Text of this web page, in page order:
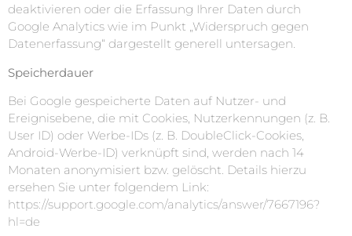
deaktivieren oder die Erfassung Ihrer Daten durch
Google Analytics wie im Punkt „Widerspruch gegen
Datenerfassung“ dargestellt generell untersagen.
Speicherdauer
Bei Google gespeicherte Daten auf Nutzer- und
Ereignisebene, die mit Cookies, Nutzerkennungen (z. B.
User ID) oder Werbe-IDs (z. B. DoubleClick-Cookies,
Android-Werbe-ID) verknüpft sind, werden nach 14
Monaten anonymisiert bzw. gelöscht. Details hierzu
ersehen Sie unter folgendem Link:
https://support.google.com/analytics/answer/7667196?
hl=de